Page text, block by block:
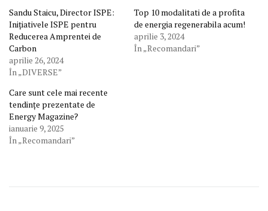
Sandu Staicu, Director ISPE:
Inițiativele ISPE pentru
Reducerea Amprentei de
Carbon
aprilie 26, 2024
În „DIVERSE”
Top 10 modalitati de a profita
de energia regenerabila acum!
aprilie 3, 2024
În „Recomandari”
Care sunt cele mai recente
tendințe prezentate de
Energy Magazine?
ianuarie 9, 2025
În „Recomandari”